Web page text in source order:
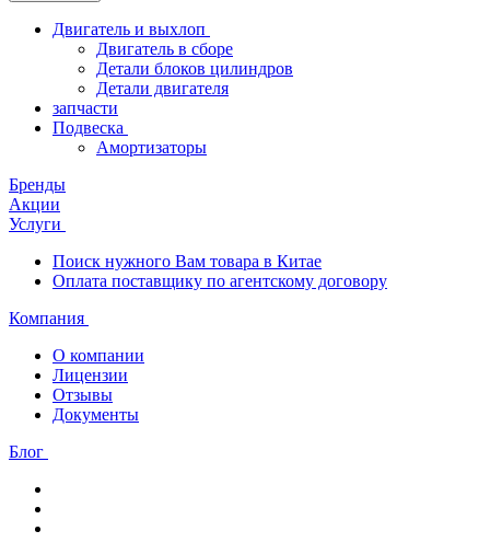
Двигатель и выхлоп
Двигатель в сборе
Детали блоков цилиндров
Детали двигателя
запчасти
Подвеска
Амортизаторы
Бренды
Акции
Услуги
Поиск нужного Вам товара в Китае
Оплата поставщику по агентскому договору
Компания
О компании
Лицензии
Отзывы
Документы
Блог